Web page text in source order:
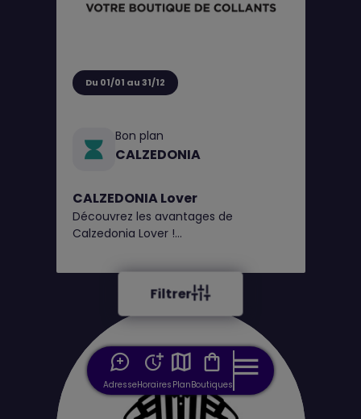
AdresseHoraires PlanBoutiques
Filtrer
Du 01/01 au 31/12
Bon plan
CALZEDONIA
CALZEDONIA Lover
Découvrez les avantages de
Calzedonia Lover !